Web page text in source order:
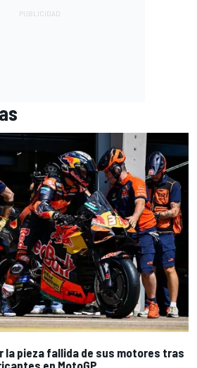
la pieza fallida de sus motores tras